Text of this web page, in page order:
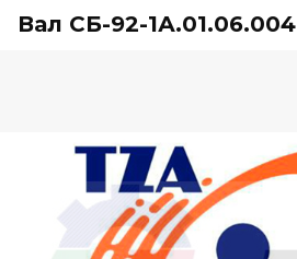
Вал СБ-92-1А.01.06.004